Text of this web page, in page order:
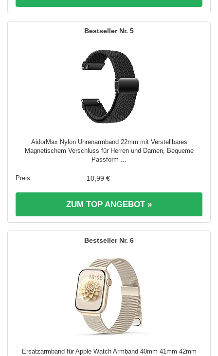
5
AidorMax Nylon Uhrenarmband 22mm mit Verstellbares
Magnetischem Verschluss für Herren und Damen, Bequeme
Passform ...
10,99 €
ZUM TOP ANGEBOT »
6
Ersatzarmband für Apple Watch Armband 40mm 41mm 42mm